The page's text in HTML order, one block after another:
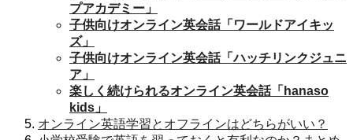
プアカデミー」
子供向けオンライン英会話「ワールドアイキッ
ズ」
子供向けオンライン英会話「ハッチリンクジュニ
ア」
楽しく続けられるオンライン英会話「hanaso
kids」
オンライン英語学習とオフラインはどちらがいい？